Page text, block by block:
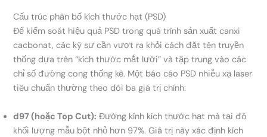
Cấu trúc phân bố kích thước hạt (PSD)
Để kiểm soát hiệu quả PSD trong quá trình sản xuất canxi
cacbonat, các kỹ sư cần vượt ra khỏi cách đặt tên truyền
thống dựa trên “kích thước mắt lưới” và tập trung vào các
chỉ số đường cong thống kê. Một báo cáo PSD nhiễu xạ laser
tiêu chuẩn thường theo dõi ba giá trị chính:
d97 (hoặc Top Cut): Đường kính kích thước hạt mà tại đó
khối lượng mẫu bột nhỏ hơn 97%. Giá trị này xác định kích